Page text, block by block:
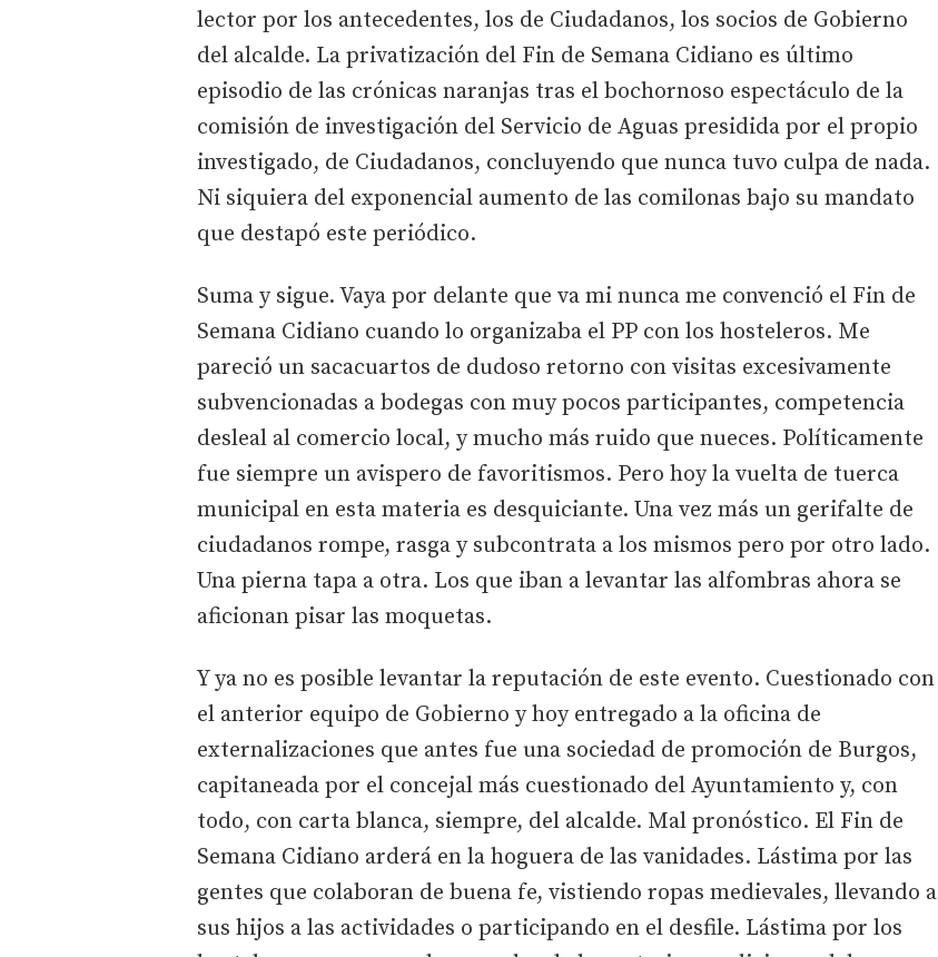
lector por los antecedentes, los de Ciudadanos, los socios de Gobierno
del alcalde. La privatización del Fin de Semana Cidiano es último
episodio de las crónicas naranjas tras el bochornoso espectáculo de la
comisión de investigación del Servicio de Aguas presidida por el propio
investigado, de Ciudadanos, concluyendo que nunca tuvo culpa de nada.
Ni siquiera del exponencial aumento de las comilonas bajo su mandato
que destapó este periódico.
Suma y sigue. Vaya por delante que va mi nunca me convenció el Fin de
Semana Cidiano cuando lo organizaba el PP con los hosteleros. Me
pareció un sacacuartos de dudoso retorno con visitas excesivamente
subvencionadas a bodegas con muy pocos participantes, competencia
desleal al comercio local, y mucho más ruido que nueces. Políticamente
fue siempre un avispero de favoritismos. Pero hoy la vuelta de tuerca
municipal en esta materia es desquiciante. Una vez más un gerifalte de
ciudadanos rompe, rasga y subcontrata a los mismos pero por otro lado.
Una pierna tapa a otra. Los que iban a levantar las alfombras ahora se
aficionan pisar las moquetas.
Y ya no es posible levantar la reputación de este evento. Cuestionado con
el anterior equipo de Gobierno y hoy entregado a la oficina de
externalizaciones que antes fue una sociedad de promoción de Burgos,
capitaneada por el concejal más cuestionado del Ayuntamiento y, con
todo, con carta blanca, siempre, del alcalde. Mal pronóstico. El Fin de
Semana Cidiano arderá en la hoguera de las vanidades. Lástima por las
gentes que colaboran de buena fe, vistiendo ropas medievales, llevando a
sus hijos a las actividades o participando en el desfile. Lástima por los